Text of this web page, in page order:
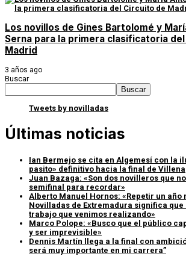
Los novillos de Gines Bartolomé y
Serna para la primera clasificatoria
Madrid
3 años ago
Buscar
Buscar
Tweets by novilladas
Últimas noticias
Ian Bermejo se cita en Algemesí con la
pasito» definitivo hacia la final de Villena
Juan Bazaga: «Son dos novilleros que
semifinal para recordar»
Alberto Manuel Hornos: «Repetir un año
Novilladas de Extremadura significa que
trabajo que venimos realizando»
Marco Polope: «Busco que el público
y ser imprevisible»
Dennis Martín llega a la final con
será muy importante en mi carrera”